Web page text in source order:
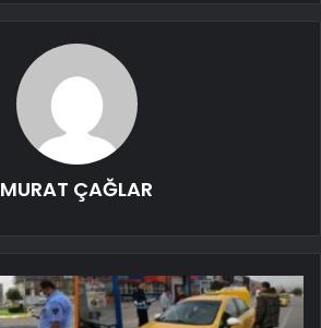
MURAT ÇAĞLAR